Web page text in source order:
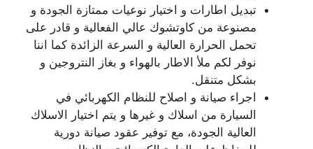
تبديل اطارات و اختيار نوعيات ممتازة الجودة و
مصنوعة من كاوتشوك عالي الفعالية و قادر على
تحمل الحرارة العالية و السرعة الزائدة كما اننا
نوفر لكم ملأ الاطار بالهواء و بغاز النتروجين و
بشكل متنقل.
اجراء صيانة و اصلاح للنظام الكهربائي في
السيارة من اسلاك و غيرها و يتم اختيار الاسلاك
العالية الجودة، مع توفير عقود صيانة دورية